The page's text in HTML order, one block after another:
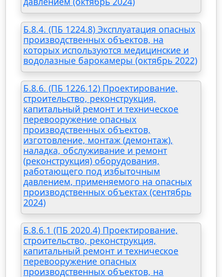
Б.8.4. (ПБ 1224.8) Эксплуатация опасных
производственных объектов, на
которых используются медицинские и
водолазные барокамеры (октябрь 2022)
Б.8.6. (ПБ 1226.12) Проектирование,
строительство, реконструкция,
капитальный ремонт и техническое
перевооружение опасных
производственных объектов,
изготовление, монтаж (демонтаж),
наладка, обслуживание и ремонт
(реконструкция) оборудования,
работающего под избыточным
давлением, применяемого на опасных
производственных объектах (сентябрь
2024)
Б.8.6.1 (ПБ 2020.4) Проектирование,
строительство, реконструкция,
капитальный ремонт и техническое
перевооружение опасных
производственных объектов, на